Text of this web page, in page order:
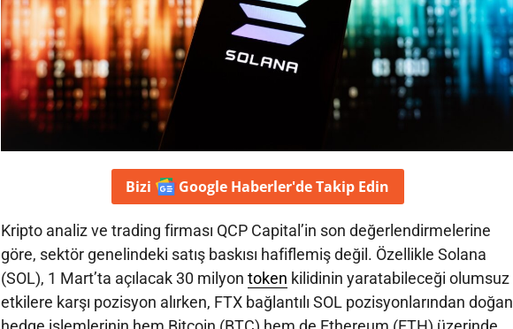
Bizi Google Haberler'deTakip Edin
Kripto analiz ve trading firması QCP Capital’in son değerlendirmelerine
göre, sektör genelindeki satış baskısı hafiflemiş değil. Özellikle Solana
(SOL), 1 Mart’ta açılacak 30 milyon token kilidinin yaratabileceği olumsuz
etkilere karşı pozisyon alırken, FTX bağlantılı SOL pozisyonlarından doğan